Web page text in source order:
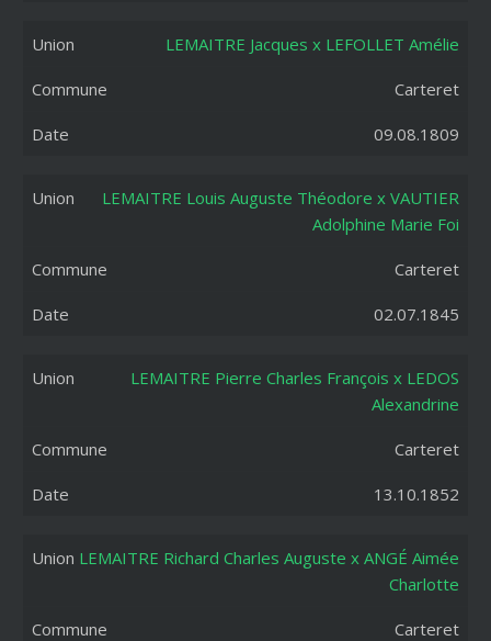
LEMAITRE Jacques x LEFOLLET Amélie
Carteret
09.08.1809
LEMAITRE Louis Auguste Théodore x VAUTIER
Adolphine Marie Foi
Carteret
02.07.1845
LEMAITRE Pierre Charles François x LEDOS
Alexandrine
Carteret
13.10.1852
LEMAITRE Richard Charles Auguste x ANGÉ Aimée
Charlotte
Carteret